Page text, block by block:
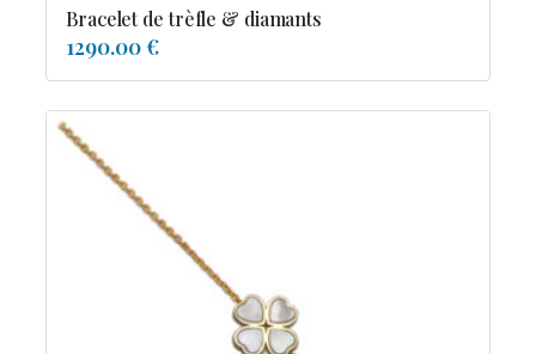
Bracelet de trèfle & diamants
1290.00 €